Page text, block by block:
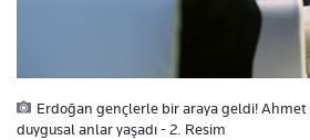
Erdoğan gençlerle bir araya geldi! Ahmet
duygusal anlar yaşadı - 2. Resim